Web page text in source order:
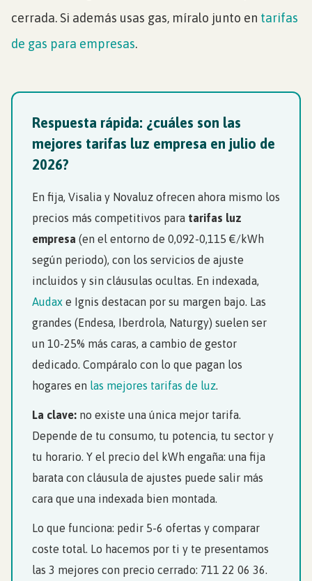
cerrada. Si además usas gas, míralo junto en tarifas
de gas para empresas.
Respuesta rápida: ¿cuáles son las
mejores tarifas luz empresa en julio de
2026?
En fija, Visalia y Novaluz ofrecen ahora mismo los
precios más competitivos para tarifas luz
empresa (en el entorno de 0,092-0,115 €/kWh
según periodo), con los servicios de ajuste
incluidos y sin cláusulas ocultas. En indexada,
Audax e Ignis destacan por su margen bajo. Las
grandes (Endesa, Iberdrola, Naturgy) suelen ser
un 10-25% más caras, a cambio de gestor
dedicado. Compáralo con lo que pagan los
hogares en las mejores tarifas de luz
La clave: no existe una única mejor tarifa.
Depende de tu consumo, tu potencia, tu sector y
tu horario. Y el precio del kWh engaña: una fija
barata con cláusula de ajustes puede salir más
cara que una indexada bien montada.
Lo que funciona: pedir 5-6 ofertas y comparar
coste total. Lo hacemos por ti y te presentamos
las 3 mejores con precio cerrado: 711 22 06 36.